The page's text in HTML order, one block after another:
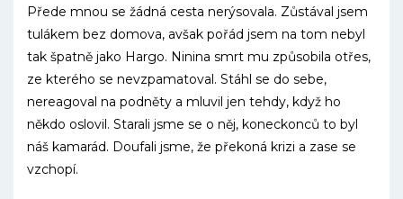
Přede mnou se žádná cesta nerýsovala. Zůstával jsem
tulákem bez domova, avšak pořád jsem na tom nebyl
tak špatně jako Hargo. Ninina smrt mu způsobila otřes,
ze kterého se nevzpamatoval. Stáhl se do sebe,
nereagoval na podněty a mluvil jen tehdy, když ho
někdo oslovil. Starali jsme se o něj, koneckonců to byl
náš kamarád. Doufali jsme, že překoná krizi a zase se
vzchopí.